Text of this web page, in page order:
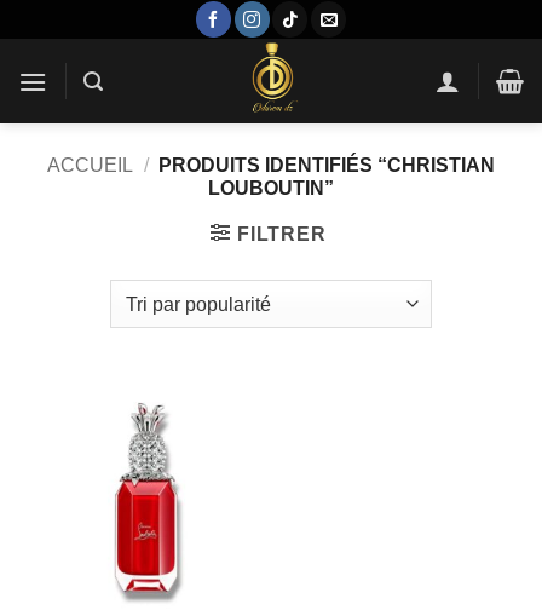
contenu
ACCUEIL /
PRODUITS IDENTIFIÉS “CHRISTIAN
LOUBOUTIN”
FILTRER